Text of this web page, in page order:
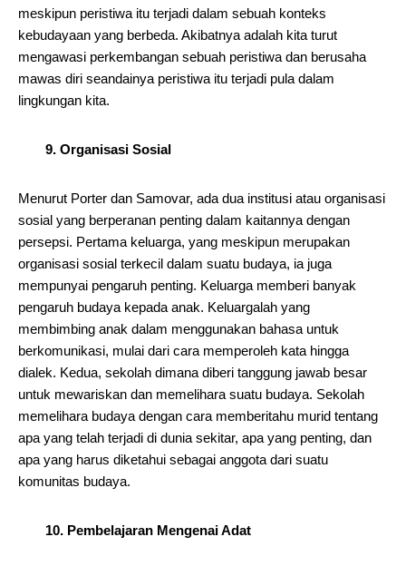
meskipun peristiwa itu terjadi dalam sebuah konteks
kebudayaan yang berbeda. Akibatnya adalah kita turut
mengawasi perkembangan sebuah peristiwa dan berusaha
mawas diri seandainya peristiwa itu terjadi pula dalam
lingkungan kita.
9. Organisasi Sosial
Menurut Porter dan Samovar, ada dua institusi atau organisasi
sosial yang berperanan penting dalam kaitannya dengan
persepsi. Pertama keluarga, yang meskipun merupakan
organisasi sosial terkecil dalam suatu budaya, ia juga
mempunyai pengaruh penting. Keluarga memberi banyak
pengaruh budaya kepada anak. Keluargalah yang
membimbing anak dalam menggunakan bahasa untuk
berkomunikasi, mulai dari cara memperoleh kata hingga
dialek. Kedua, sekolah dimana diberi tanggung jawab besar
untuk mewariskan dan memelihara suatu budaya. Sekolah
memelihara budaya dengan cara memberitahu murid tentang
apa yang telah terjadi di dunia sekitar, apa yang penting, dan
apa yang harus diketahui sebagai anggota dari suatu
komunitas budaya.
10. Pembelajaran Mengenai Adat